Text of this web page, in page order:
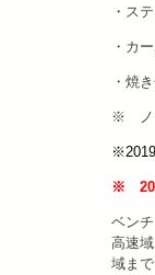
・ス
・
・
※ ノ
※
ベン
高速
域ま